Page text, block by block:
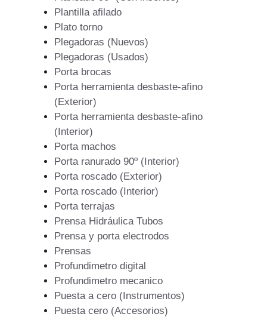
Plantilla afilado
Plato torno
Plegadoras (Nuevos)
Plegadoras (Usados)
Porta brocas
Porta herramienta desbaste-afino
(Exterior)
Porta herramienta desbaste-afino
(Interior)
Porta machos
Porta ranurado 90º (Interior)
Porta roscado (Exterior)
Porta roscado (Interior)
Porta terrajas
Prensa Hidráulica Tubos
Prensa y porta electrodos
Prensas
Profundimetro digital
Profundimetro mecanico
Puesta a cero (Instrumentos)
Puesta cero (Accesorios)